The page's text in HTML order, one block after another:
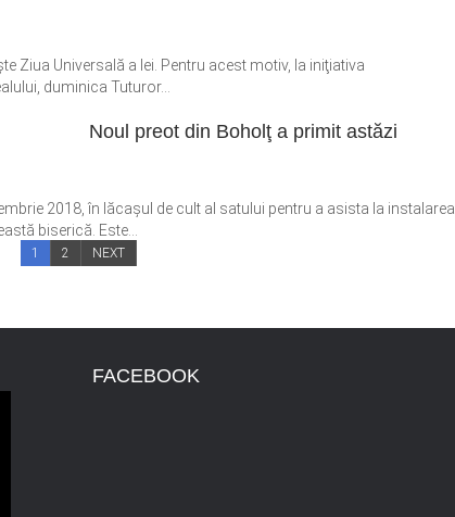
Ziua Universală a Iei. Pentru acest motiv, la iniţiativa
duminica Tuturor...
Noul preot din Boholţ a primit astăzi
2018, în lăcaşul de cult al satului pentru a asista la instalarea
biserică. Este...
1 2 NEXT
FACEBOOK